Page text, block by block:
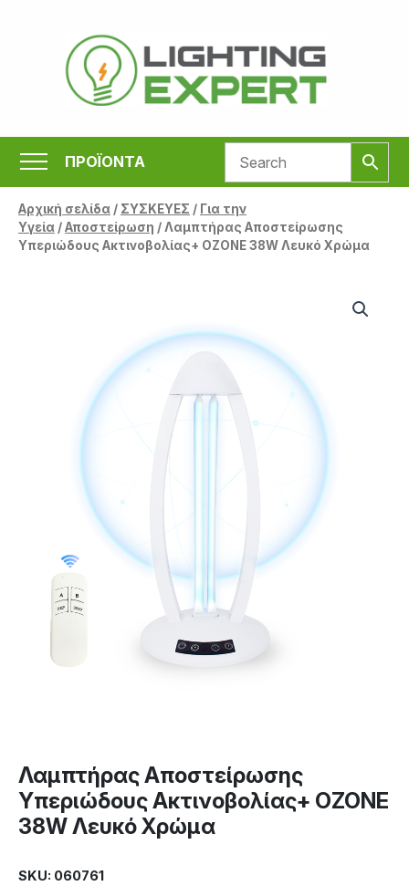
περιεχόμενο
ΠΡΟΪΟΝΤΑ
Αρχική σελίδα/ ΣΥΣΚΕΥΕΣ / Για την
Υγεία/Αποστείρωση / Λαμπτήρας Aποστείρωσης
Υπεριώδους Ακτινοβολίας+ OZONE 38W Λευκό Χρώμα
Λαμπτήρας Aποστείρωσης
Υπεριώδους Ακτινοβολίας+ OZONE
38W Λευκό Χρώμα
SKU: 060761